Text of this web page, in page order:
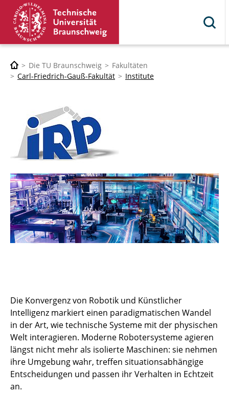
Die TU Braunschweig
Fakultäten
Carl-Friedrich-Gauß-Fakultät
Institute
Die Konvergenz von Robotik und Künstlicher
Intelligenz markiert einen paradigmatischen Wandel
in der Art, wie technische Systeme mit der physischen
Welt interagieren. Moderne Robotersysteme agieren
längst nicht mehr als isolierte Maschinen: sie nehmen
ihre Umgebung wahr, treffen situationsabhängige
Entscheidungen und passen ihr Verhalten in Echtzeit
an.